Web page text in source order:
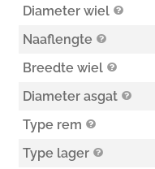
Diameter wiel
Naaflengte
Breedte wiel
Diameter asgat
Type rem
Type lager